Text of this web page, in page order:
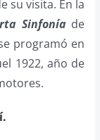
su visita. En la
Sinfoníade
programó en
1922, año de